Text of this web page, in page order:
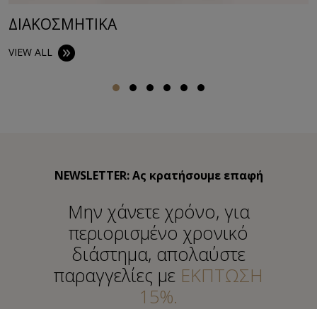
ΔΙΑΚΟΣΜΗΤΙΚA
VIEW ALL
NEWSLETTER: Ας κρατήσουμε επαφή
Μην χάνετε χρόνο, για
περιορισμένο χρονικό
διάστημα, απολαύστε
παραγγελίες με ΕΚΠΤΩΣΗ
15%.